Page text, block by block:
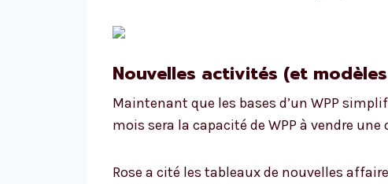
Nouvelles activités (et
Maintenant que les bases d’un WPP
mois sera la capacité de WPP à vendre
Rose a cité les tableaux de nouvelles